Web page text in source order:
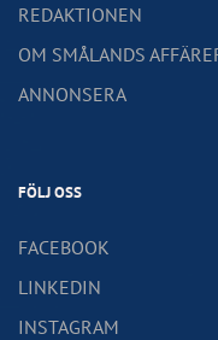
REDAKTIONEN
OM SMÅLANDS
ANNONSERA
FÖLJ OSS
FACEBOOK
LINKEDIN
INSTAGRAM